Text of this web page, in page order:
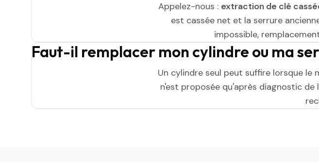
Appelez-nous : extraction de clé
est cassée net et la serrure
impossible,
Faut-il remplacer mon cylindre ou ma
Un cylindre seul peut suffire lorsque le
n'est proposée qu'après diagnostic